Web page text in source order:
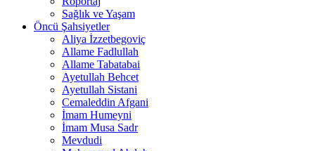
Sağlık ve Yaşam
Öncü Şahsiyetler
Aliya İzzetbegoviç
Allame Fadlullah
Allame Tabatabai
Ayetullah Behcet
Ayetullah Sistani
Cemaleddin Afgani
İmam Humeyni
İmam Musa Sadr
Mevdudi